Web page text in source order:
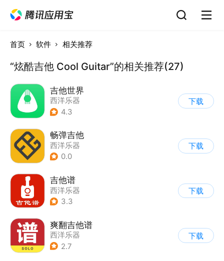
首页 软件 相关推荐
“炫酷吉他 Cool Guitar”的相关推荐(27)
吉他世界
西洋乐器
4.3
下载
畅弹吉他
西洋乐器
0.0
下载
吉他谱
西洋乐器
3.3
下载
爽翻吉他谱
西洋乐器
2.7
下载